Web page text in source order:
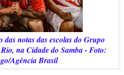
das notas das escolas do Grupo
na Cidade do Samba - Foto:
Agência Brasil